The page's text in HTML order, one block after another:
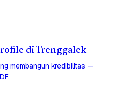
di Trenggalek
membangun kredibilitas —